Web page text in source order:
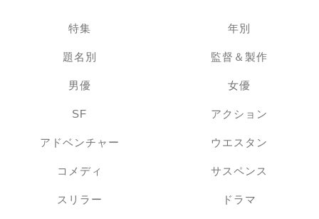
特集 年別
題名別 監督＆製作
男優 女優
SF アクション
アドベンチャー ウエスタン
コメディ サスペンス
スリラー ドラマ